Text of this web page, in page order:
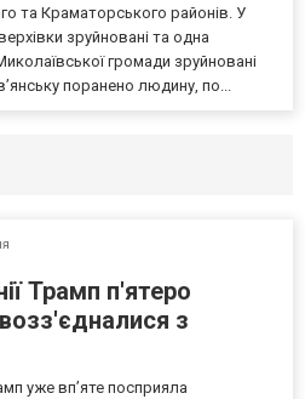
та Краматорського районів. У
зруйновані та одна
громади зруйновані
поранено людину, по...
Трамп п'ятеро
з
уже впʼяте посприяла